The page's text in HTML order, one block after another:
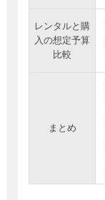
レンタルと購
入の想定予算
比較
まとめ